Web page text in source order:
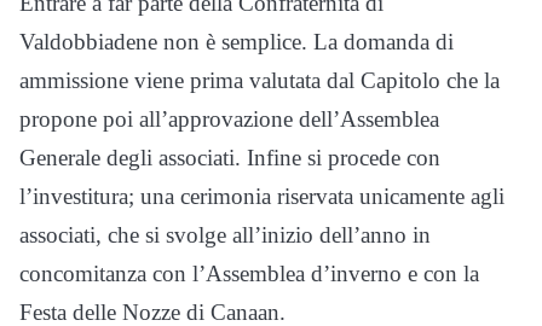
Valdobbiadene non è semplice. La domanda di
ammissione viene prima valutata dal Capitolo che la
propone poi all’approvazione dell’Assemblea
Generale degli associati. Infine si procede con
l’investitura; una cerimonia riservata unicamente agli
associati, che si svolge all’inizio dell’anno in
concomitanza con l’Assemblea d’inverno e con la
Festa delle Nozze di Canaan.